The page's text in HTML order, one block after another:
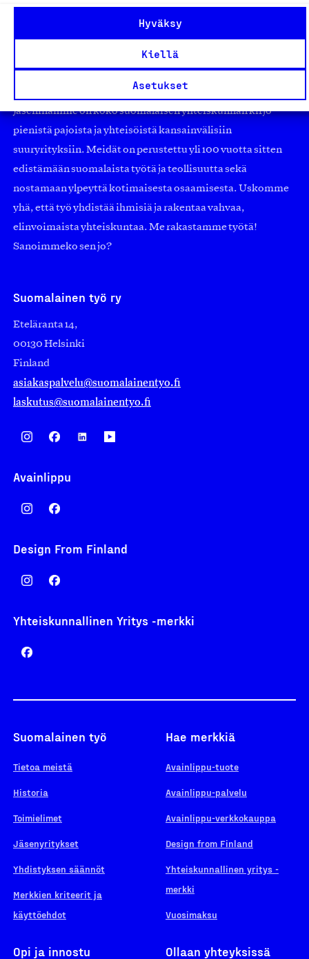
Hyväksy
Kiellä
Asetukset
Olemme jäsentemme omistama puolueeton,
työmarkkinajärjestöistä riippumaton yhdistys.
Jäseninämme on koko suomalaisen yhteiskunnan kirjo
pienistä pajoista ja yhteisöistä kansainvälisiin
suuryrityksiin. Meidät on perustettu yli 100 vuotta sitten
edistämään suomalaista työtä ja teollisuutta sekä
nostamaan ylpeyttä kotimaisesta osaamisesta. Uskomme
yhä, että työ yhdistää ihmisiä ja rakentaa vahvaa,
elinvoimaista yhteiskuntaa. Me rakastamme työtä!
Sanoimmeko sen jo?
Suomalainen työ ry
Eteläranta 14,
00130 Helsinki
Finland
asiakaspalvelu@suomalainentyo.fi
laskutus@suomalainentyo.fi
Avainlippu
Design From Finland
Yhteiskunnallinen Yritys -merkki
Suomalainen työ
Tietoa meistä
Historia
Toimielimet
Jäsenyritykset
Yhdistyksen säännöt
Merkkien kriteerit ja
käyttöehdot
Hae merkkiä
Avainlippu-tuote
Avainlippu-palvelu
Avainlippu-verkkokauppa
Design from Finland
Yhteiskunnallinen yritys -
merkki
Vuosimaksu
Opi ja innostu Ollaan yhteyksissä